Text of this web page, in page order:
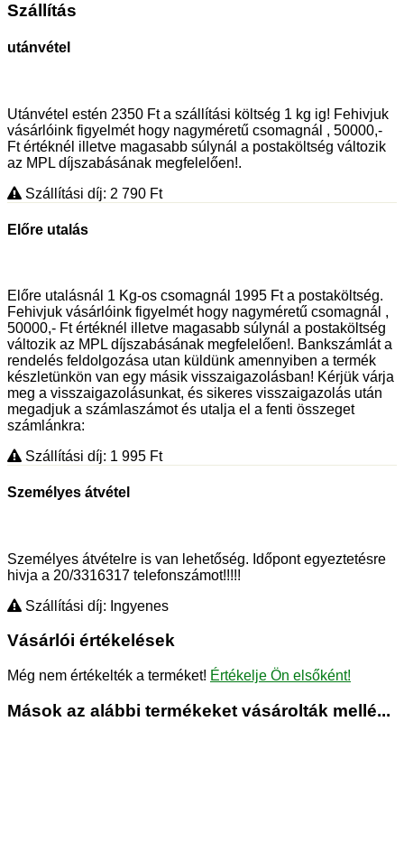
Szállítás
utánvétel
Utánvétel estén 2350 Ft a szállítási költség 1 kg ig! Fehivjuk
vásárlóink figyelmét hogy nagyméretű csomagnál , 50000,-
Ft értéknél illetve magasabb súlynál a postaköltség változik
az MPL díjszabásának megfelelően!.
Szállítási díj: 2 790 Ft
Előre utalás
Előre utalásnál 1 Kg-os csomagnál 1995 Ft a postaköltség.
Fehivjuk vásárlóink figyelmét hogy nagyméretű csomagnál ,
50000,- Ft értéknél illetve magasabb súlynál a postaköltség
változik az MPL díjszabásának megfelelően!. Bankszámlát a
rendelés feldolgozása utan küldünk amennyiben a termék
készletünkön van egy másik visszaigazolásban! Kérjük várja
meg a visszaigazolásunkat, és sikeres visszaigazolás után
megadjuk a számlaszámot és utalja el a fenti összeget
számlánkra:
Szállítási díj: 1 995 Ft
Személyes átvétel
Személyes átvételre is van lehetőség. Időpont egyeztetésre
hivja a 20/3316317 telefonszámot!!!!!
Szállítási díj: Ingyenes
Vásárlói értékelések
Még nem értékelték a terméket! Értékelje Ön elsőként!
Mások az alábbi termékeket vásárolták mellé...